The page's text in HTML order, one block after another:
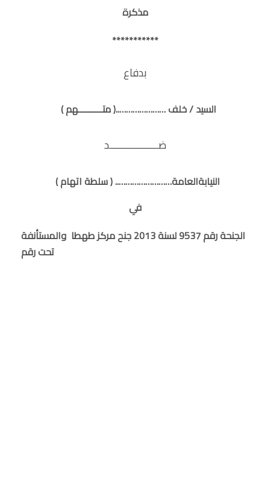
مذكرة
***********
بدفاع
السيد / خلف …………………..( متــــــــــهم )
ضــــــــــــــــد
النيابةالعامة…………………….. ( سلطة اتهام )
في
الجنحة رقم 9537 لسنة 2013 جنح مركز طهطا والمستأنفة
تحت رقم